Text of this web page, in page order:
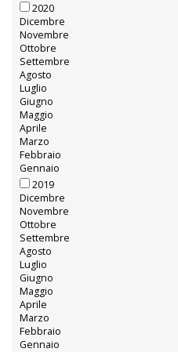
2020
Dicembre
Novembre
Ottobre
Settembre
Agosto
Luglio
Giugno
Maggio
Aprile
Marzo
Febbraio
Gennaio
2019
Dicembre
Novembre
Ottobre
Settembre
Agosto
Luglio
Giugno
Maggio
Aprile
Marzo
Febbraio
Gennaio